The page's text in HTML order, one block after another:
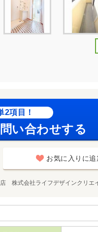
2項目！
い合わせする
お気に入りに追
株式会社ライフデザインクリエ